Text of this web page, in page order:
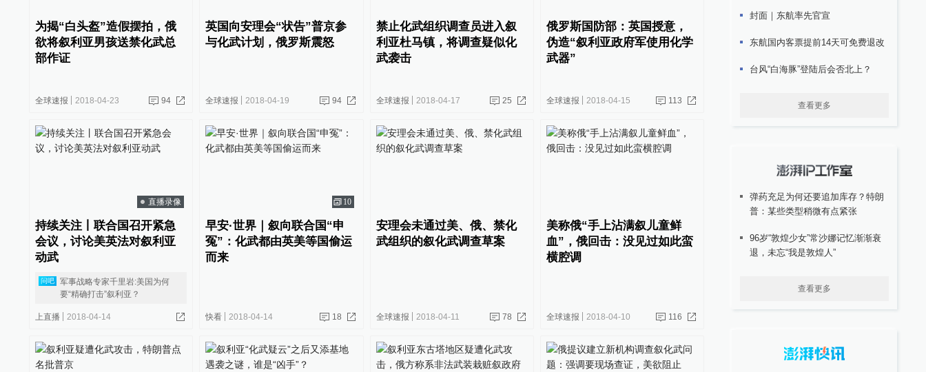
为揭“白头盔”造假摆拍，俄
欲将叙利亚男孩送禁化武总
部作证
全球速报 2018-04-23 94
英国向安理会“状告”普京参
与化武计划，俄罗斯震怒
全球速报 2018-04-19 94
禁止化武组织调查员进入叙
利亚杜马镇，将调查疑似化
武袭击
全球速报 2018-04-17 25
俄罗斯国防部：英国授意，
伪造“叙利亚政府军使用化学
武器”
全球速报 2018-04-15 113
直播录像
持续关注丨联合国召开紧急
会议，讨论美英法对叙利亚
动武
问吧
军事战略专家千里岩:美国为何
要“精确打击”叙利亚？
上直播 2018-04-14
10
早安·世界｜叙向联合国“申
冤”：化武都由英美等国偷运
而来
快看 2018-04-14 18
安理会未通过美、俄、禁化
武组织的叙化武调查草案
全球速报 2018-04-11 78
美称俄“手上沾满叙儿童鲜
血”，俄回击：没见过如此蛮
横腔调
全球速报 2018-04-10 116
封面｜东航率先官宣
东航国内客票提前14天可免费退改
台风“白海豚”登陆后会否北上？
查看更多
弹药充足为何还要追加库存？特朗
普：某些类型稍微有点紧张
96岁“敦煌少女”常沙娜记忆渐渐衰
退，未忘“我是敦煌人”
查看更多